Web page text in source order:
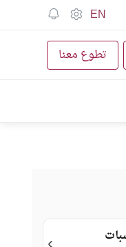
EN
تطوع معنا